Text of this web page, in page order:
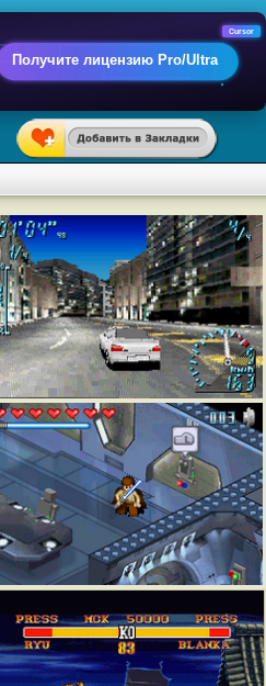
Получите лицензию Pro/Ultra
Cursor